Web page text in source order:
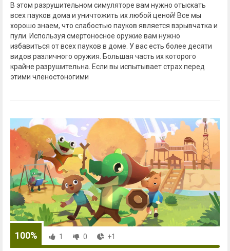
В этом разрушительном симуляторе вам нужно отыскать
всех пауков дома и уничтожить их любой ценой! Все мы
хорошо знаем, что слабостью пауков является взрывчатка и
пули. Используя смертоносное оружие вам нужно
избавиться от всех пауков в доме. У вас есть более десяти
видов различного оружия. Большая часть их которого
крайне разрушительна. Если вы испытывает страх перед
этими членостоногими
100% 1 0 +1